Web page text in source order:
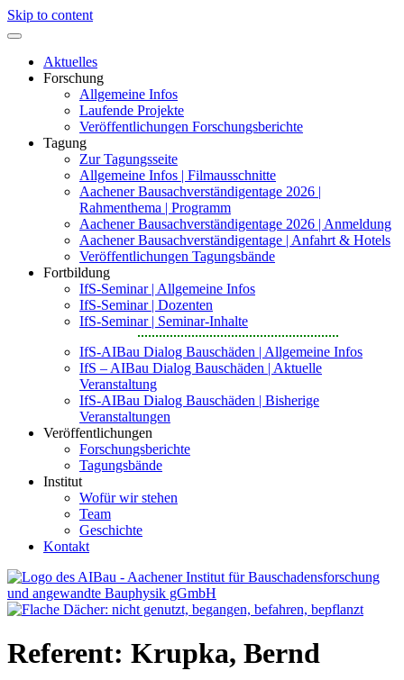
Skip to content
Aktuelles
Forschung
Allgemeine Infos
Laufende Projekte
Veröffentlichungen Forschungsberichte
Tagung
Zur Tagungsseite
Allgemeine Infos | Filmausschnitte
Aachener Bausachverständigentage 2026 |
Rahmenthema | Programm
Aachener Bausachverständigentage 2026 | Anmeldung
Aachener Bausachverständigentage | Anfahrt & Hotels
Veröffentlichungen Tagungsbände
Fortbildung
IfS-Seminar | Allgemeine Infos
IfS-Seminar | Dozenten
IfS-Seminar | Seminar-Inhalte
IfS-AIBau Dialog Bauschäden | Allgemeine Infos
IfS – AIBau Dialog Bauschäden | Aktuelle
Veranstaltung
IfS-AIBau Dialog Bauschäden | Bisherige
Veranstaltungen
Veröffentlichungen
Forschungsberichte
Tagungsbände
Institut
Wofür wir stehen
Team
Geschichte
Kontakt
angewandte Bauphysik
Referent: Krupka, Bernd